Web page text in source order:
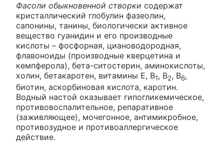
Фасоли обыкновенной створки содержат
кристаллический глобулин фазеолин,
сапонины, танины, биологически активное
вещество гуанидин и его производные
кислоты – фосфорная, циановодородная,
флавоноиды (производные кверцетина и
кемпферола), бета-ситостерин, аминокислоты,
холин, бетакаротен, витамины Е, В1, В2, В6,
биотин, аскорбиновая кислота, каротин.
Водный настой оказывает гипогликемическое,
противовоспалительное, репаративное
(заживляющее), мочегонное, антимикробное,
противозудное и противоаллергическое
действие.